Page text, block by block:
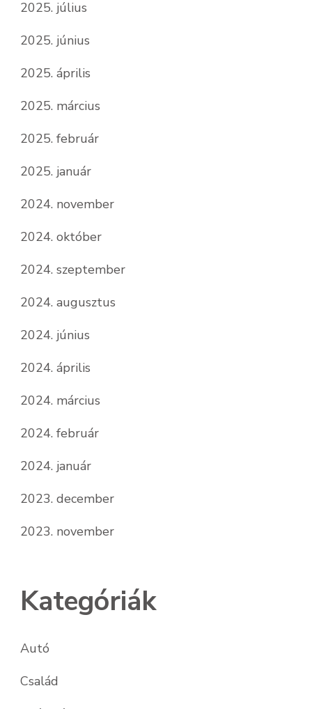
2025. július
2025. június
2025. április
2025. március
2025. február
2025. január
2024. november
2024. október
2024. szeptember
2024. augusztus
2024. június
2024. április
2024. március
2024. február
2024. január
2023. december
2023. november
Kategóriák
Autó
Család